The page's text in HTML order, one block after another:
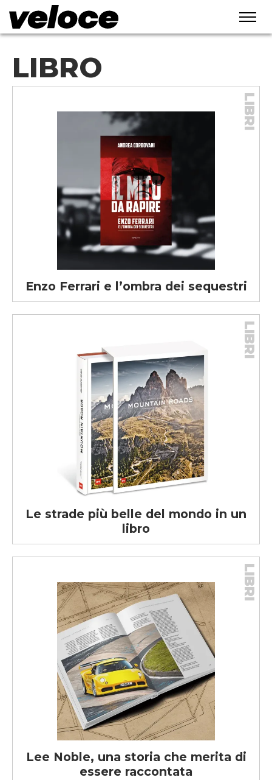
LIBRO
Enzo Ferrari e l’ombra dei sequestri
LIBRI
Le strade più belle del mondo in un
libro
LIBRI
Lee Noble, una storia che merita di
essere raccontata
LIBRI